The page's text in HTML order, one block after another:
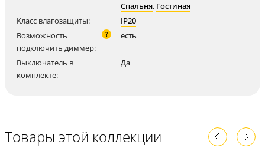
Спальня, Гостиная
Класс влагозащиты:
IP20
Возможность
подключить диммер:
? есть
Выключатель в
комплекте:
Да
Товары этой коллекции